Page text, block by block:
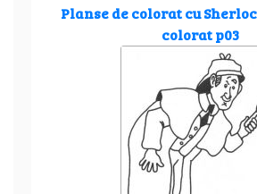
Planse de colorat cu
colorat p03